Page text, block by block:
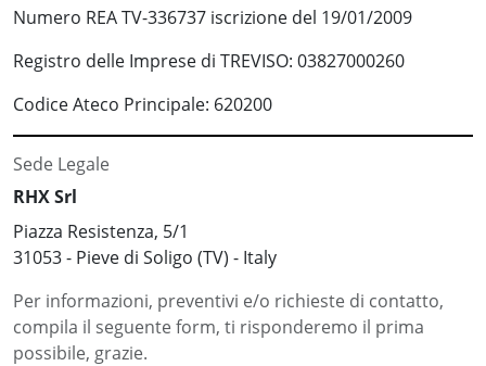
Numero REA TV-336737 iscrizione del 19/01/2009
Registro delle Imprese di TREVISO: 03827000260
Codice Ateco Principale: 620200
Sede Legale
RHX Srl
Piazza Resistenza, 5/1
31053 - Pieve di Soligo (TV) - Italy
Per informazioni, preventivi e/o richieste di contatto,
compila il seguente form, ti risponderemo il prima
possibile, grazie.